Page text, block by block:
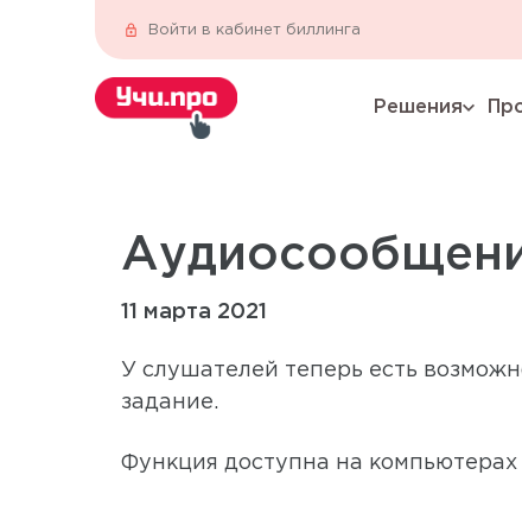
Войти в кабинет биллинга
Решенияexpand_more
11 марта 2021
У слушателей теперь есть
задание.
Функция доступна на